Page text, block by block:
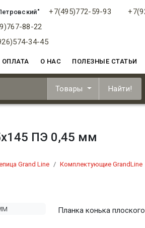
+7(495)772-59-93
88-22
34-45
ОПЛАТА О НАС ПОЛЕЗНЫЕ СТАТЬИ
Товары Найти!
ПЭ 0,45 мм
Grand Line Комплектующие GrandLine
Планка конька